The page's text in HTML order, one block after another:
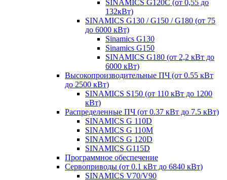
SINAMICS G120C (от 0,55 до
132кВт)
SINAMICS G130 / G150 / G180 (от 75
до 6000 кВт)
Sinamics G130
Sinamics G150
SINAMICS G180 (от 2,2 кВт до
6000 кВт)
Высокопроизводительные ПЧ (от 0.55 кВт
до 2500 кВт)
SINAMICS S150 (от 110 кВт до 1200
кВт)
Распределенные ПЧ (от 0.37 кВт до 7.5 кВт)
SINAMICS G 110D
SINAMICS G 110M
SINAMICS G 120D
SINAMICS G115D
Программное обеспечение
Сервоприводы (от 0.1 кВт до 6840 кВт)
SINAMICS V70/V90